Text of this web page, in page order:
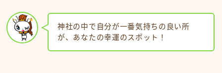
神社の中で自分が一番気持ちの良い所
が、あなたの幸運のスポット！